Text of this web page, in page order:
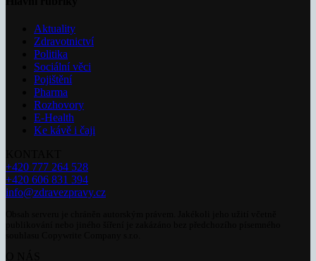
Aktuality
Zdravotnictví
Politika
Sociální věci
Pojištění
Pharma
Rozhovory
E-Health
Ke kávě i čaji
+420 777 264 528
+420 606 831 394
info@zdravezpravy.cz